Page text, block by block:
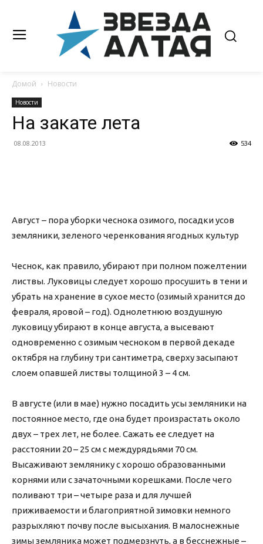
Домой Новости
Новости
На закате лета
08.08.2013 534
Август – пора уборки чеснока озимого, посадки усов
земляники, зеленого черенкования ягодных культур
Чеснок, как правило, убирают при полном пожелтении
листвы. Луковицы следует хорошо просушить в тени и
убрать на хранение в сухое место (озимый хранится до
февраля, яровой – год). Однолетнюю воздушную
луковицу убирают в конце августа, а высевают
одновременно с озимым чесноком в первой декаде
октября на глубину три сантиметра, сверху засыпают
слоем опавшей листвы толщиной 3 – 4 см.
В августе (или в мае) нужно посадить усы земляники на
постоянное место, где она будет произрастать около
двух – трех лет, не более. Сажать ее следует на
расстоянии 20 – 25 см с междурядьями 70 см.
Высаживают землянику с хорошо образованными
корнями или с зачаточными корешками. После чего
поливают три – четыре раза и для лучшей
приживаемости и благоприятной зимовки немного
разрыхляют почву после высыхания. В малоснежные
зимы земляника может подмерзнуть, а в бесснежные –